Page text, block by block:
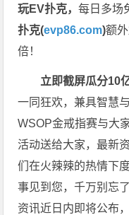
玩EV扑克，每日多场
扑克(evp86.com)额
倍！
立即截屏瓜分10
一同狂欢，兼具智慧
WSOP金戒指赛与大
活动送给大家，最新
们在火辣辣的热情下
事见到您，千万别忘
资讯近日内即将公布